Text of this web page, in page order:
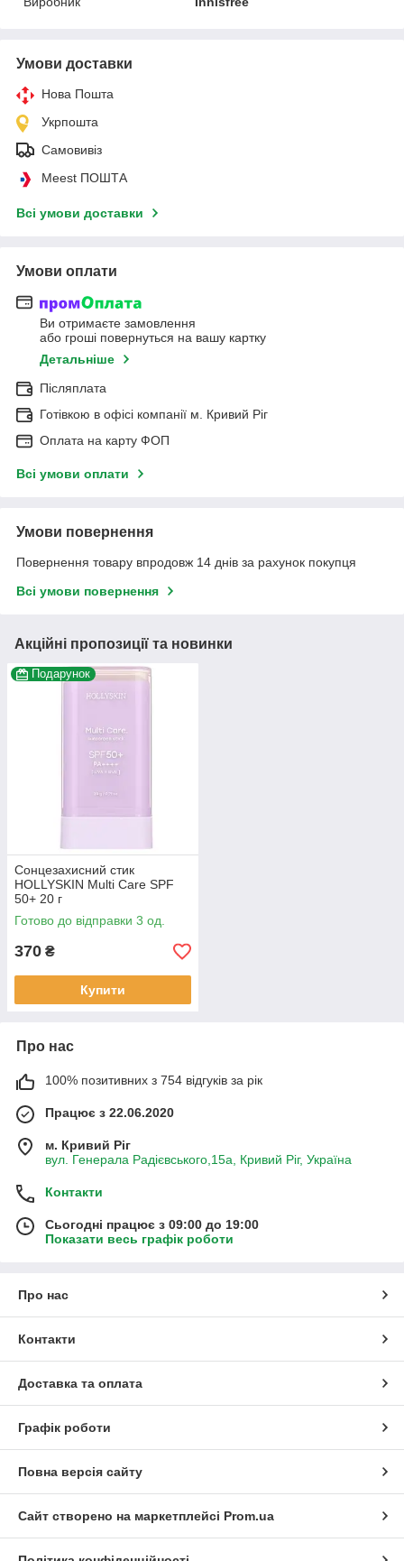
Умови доставки
Нова Пошта
Укрпошта
Самовивіз
Meest ПОШТА
Всі умови доставки
Умови оплати
Ви отримаєте замовлення
або гроші повернуться на вашу картку
Детальніше
Післяплата
Готівкою в офісі компанії м. Кривий Ріг
Оплата на карту ФОП
Всі умови оплати
Умови повернення
Повернення товару впродовж 14 днів за рахунок покупця
Всі умови повернення
Акційні пропозиції та новинки
Подарунок
Сонцезахисний стик
HOLLYSKIN Multi Care SPF
50+ 20 г
Готово до відправки 3 од.
370 ₴
Купити
Про нас
100% позитивних з 754 відгуків за рік
Працює з 22.06.2020
м. Кривий Ріг
вул. Генерала Радієвського,15а, Кривий Ріг, Україна
Контакти
Сьогодні працює з 09:00 до 19:00
Показати весь графік роботи
Про нас
Контакти
Доставка та оплата
Графік роботи
Повна версія сайту
Сайт створено на маркетплейсі Prom.ua